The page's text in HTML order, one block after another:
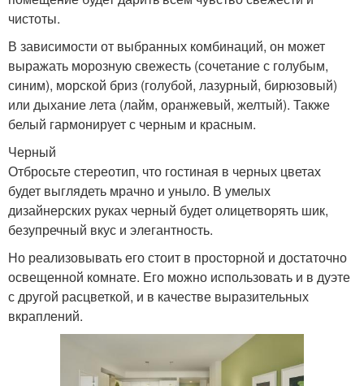
чистоты.
В зависимости от выбранных комбинаций, он может
выражать морозную свежесть (сочетание с голубым,
синим), морской бриз (голубой, лазурный, бирюзовый)
или дыхание лета (лайм, оранжевый, желтый). Также
белый гармонирует с черным и красным.
Черный
Отбросьте стереотип, что гостиная в черных цветах
будет выглядеть мрачно и уныло. В умелых
дизайнерских руках черный будет олицетворять шик,
безупречный вкус и элегантность.
Но реализовывать его стоит в просторной и достаточно
освещенной комнате. Его можно использовать и в дуэте
с другой расцветкой, и в качестве выразительных
вкраплений.